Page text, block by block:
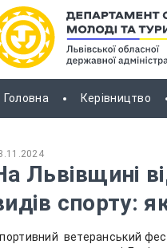
Головна Керівництво
Львівщині
спорту:
ветеранський